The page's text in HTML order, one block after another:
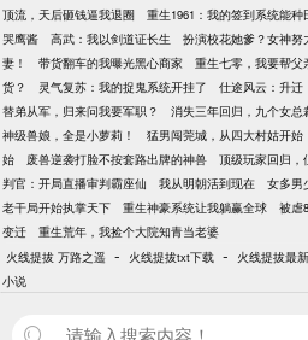
顶流，天后砸钱逼我退圈
重生1961：我的签到系统能种
哭鹰酱
高武：我以剑道证长生 扮演校花她爹？女神努
妻！
带货翻车的我曝光黑心商家 重生七零，我要帮父
货？
灵气复苏：我的捉鬼系统开挂了 仕途风云：升迁
替弟从军，归来问我要军职？
消失三年回归，九个女总
神级兽娘，全是小萝莉！
猛男闯莞城，从四大村姑开始
始
废兽逆袭打脸不按套路出牌的神兽 顶级玩家回归，
判官：开局直播审判霸座仙
我从明朝活到现在 女多男
老干局开始执掌天下
重生神豪系统让我躺赢全球 被虐
变迁
重生荒年，我捡个大院知青当老婆
火线提拔 万路之遥 - 火线提拔txt下载 - 火线提拔最
小说